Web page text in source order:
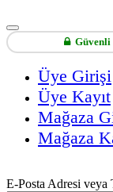
Güvenli
Üye Girişi
Üye Kayıt
Mağaza
Mağaza
E-Posta Adresi veya